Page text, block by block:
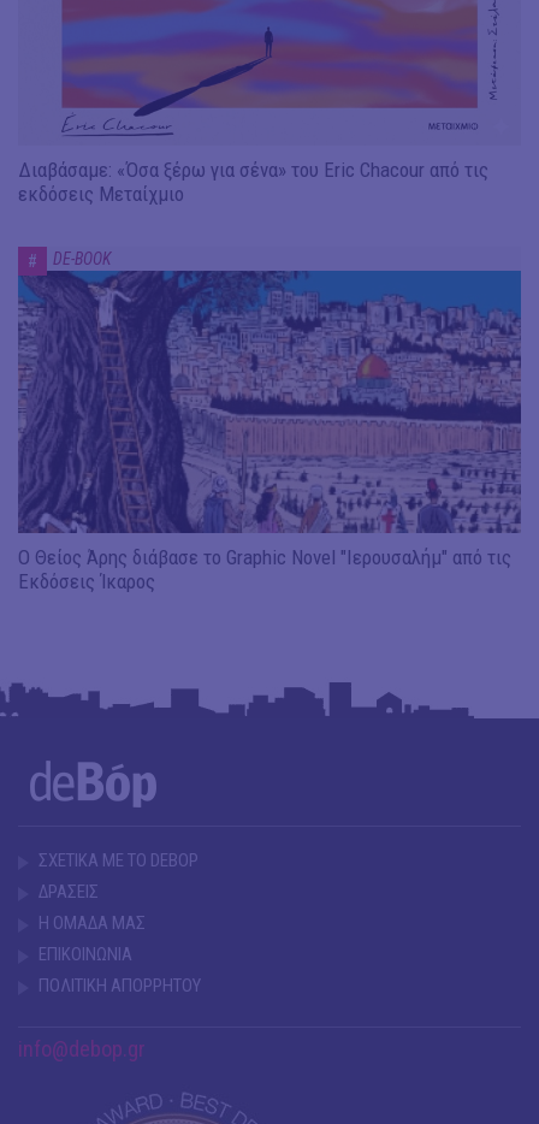
Διαβάσαμε: «Όσα ξέρω για σένα» του Eric Chacour από τις
εκδόσεις Μεταίχμιο
# DE-BOOK
Ο Θείος Άρης διάβασε το Graphic Novel "Ιερουσαλήμ" από τις
Εκδόσεις Ίκαρος
ΣΧΕΤΙΚΑ ΜΕ ΤΟ DEBOP
ΔΡΑΣΕΙΣ
Η ΟΜΑΔΑ ΜΑΣ
ΕΠΙΚΟΙΝΩΝΙΑ
ΠΟΛΙΤΙΚΗ ΑΠΟΡΡΗΤΟΥ
info@debop.gr